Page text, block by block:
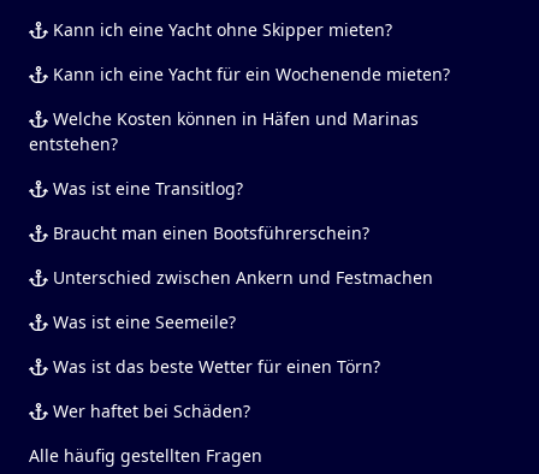
Kann ich eine Yacht ohne Skipper mieten?
Kann ich eine Yacht für ein Wochenende mieten?
Welche Kosten können in Häfen und Marinas
entstehen?
Was ist eine Transitlog?
Braucht man einen Bootsführerschein?
Unterschied zwischen Ankern und Festmachen
Was ist eine Seemeile?
Was ist das beste Wetter für einen Törn?
Wer haftet bei Schäden?
Alle häufig gestellten Fragen